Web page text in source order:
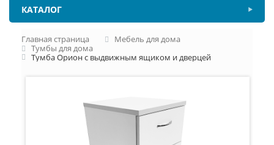
КАТАЛОГ
Главная страница
Мебель для дома
Тумбы для дома
Тумба Орион с выдвижным ящиком и дверцей